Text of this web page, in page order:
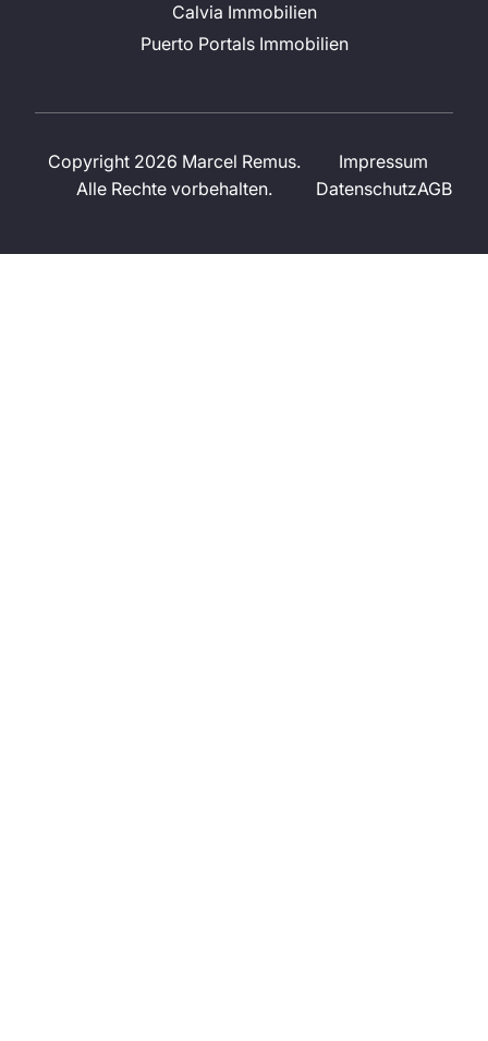
Calvia Immobilien
Puerto Portals Immobilien
Copyright 2026 Marcel Remus.
Alle Rechte vorbehalten.
Impressum
DatenschutzAGB